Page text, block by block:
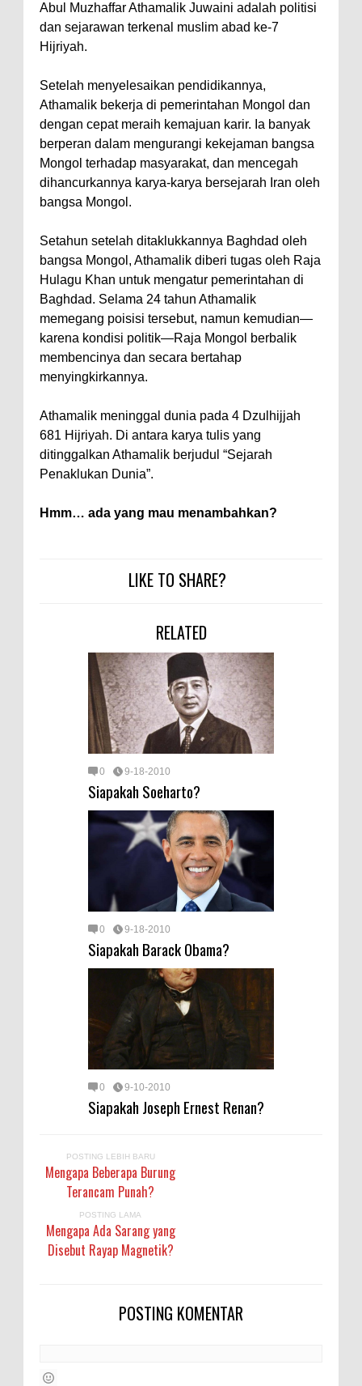
Abul Muzhaffar Athamalik Juwaini adalah politisi
dan sejarawan terkenal muslim abad ke-7
Hijriyah.
Setelah menyelesaikan pendidikannya,
Athamalik bekerja di pemerintahan Mongol dan
dengan cepat meraih kemajuan karir. Ia banyak
berperan dalam mengurangi kekejaman bangsa
Mongol terhadap masyarakat, dan mencegah
dihancurkannya karya-karya bersejarah Iran oleh
bangsa Mongol.
Setahun setelah ditaklukkannya Baghdad oleh
bangsa Mongol, Athamalik diberi tugas oleh Raja
Hulagu Khan untuk mengatur pemerintahan di
Baghdad. Selama 24 tahun Athamalik
memegang poisisi tersebut, namun kemudian—
karena kondisi politik—Raja Mongol berbalik
membencinya dan secara bertahap
menyingkirkannya.
Athamalik meninggal dunia pada 4 Dzulhijjah
681 Hijriyah. Di antara karya tulis yang
ditinggalkan Athamalik berjudul “Sejarah
Penaklukan Dunia”.
Hmm… ada yang mau menambahkan?
LIKE TO SHARE?
RELATED
0 9-18-2010
Siapakah Soeharto?
0 9-18-2010
Siapakah Barack Obama?
0 9-10-2010
Siapakah Joseph Ernest Renan?
POSTING LEBIH BARU
Mengapa Beberapa Burung
Terancam Punah?
POSTING LAMA
Mengapa Ada Sarang yang
Disebut Rayap Magnetik?
POSTING KOMENTAR